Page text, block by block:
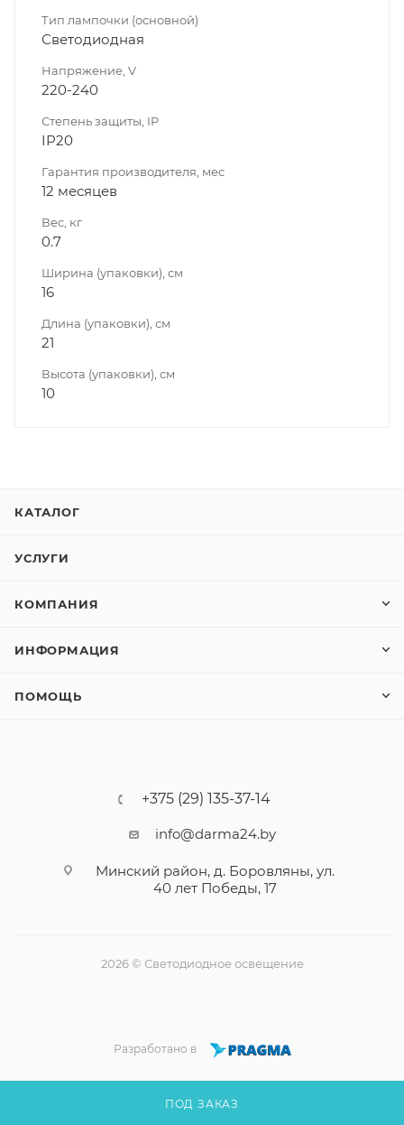
ПОД ЗАКАЗ
Тип лампочки (основной)
Светодиодная
Напряжение, V
220-240
Степень защиты, IP
IP20
Гарантия производителя, мес
12 месяцев
Вес, кг
0.7
Ширина (упаковки), см
16
Длина (упаковки), см
21
Высота (упаковки), см
10
КАТАЛОГ
УСЛУГИ
КОМПАНИЯ
ИНФОРМАЦИЯ
ПОМОЩЬ
+375 (29) 135-37-14
info@darma24.by
Минский район, д. Боровляны, ул.
40 лет Победы, 17
2026 © Светодиодное освещение
Разработано в